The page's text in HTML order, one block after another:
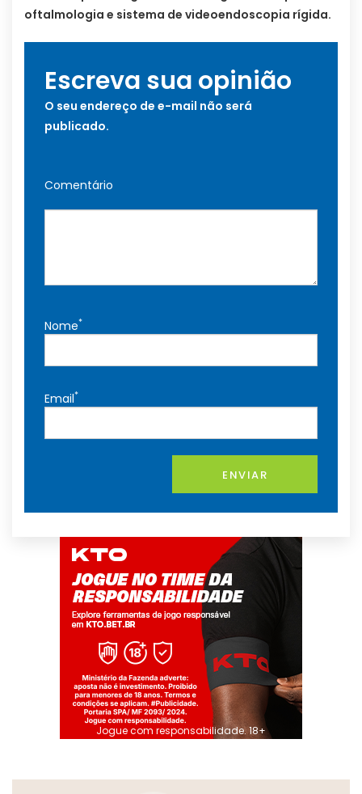
oftalmologia e sistema de videoendoscopia rígida.
Escreva sua opinião
O seu endereço de e-mail não será
publicado.
Comentário
Nome*
Email*
ENVIAR
Jogue com responsabilidade. 18+